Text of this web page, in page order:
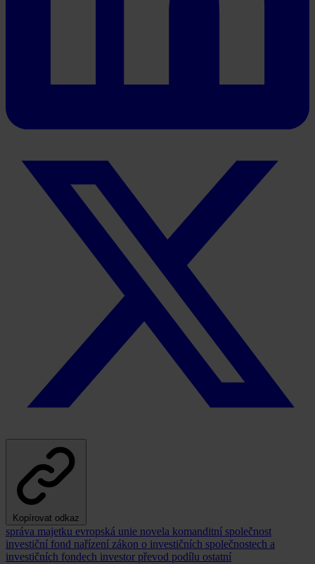
Kopírovat odkaz
správa majetku evropská unie novela komanditní společnost
investiční fond nařízení zákon o investičních společnostech a
investičních fondech investor převod podílu ostatní